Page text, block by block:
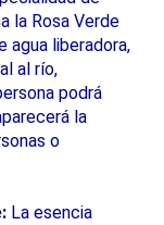
la Rosa Verde
agua liberadora,
al río,
podrá
la
o
La esencia